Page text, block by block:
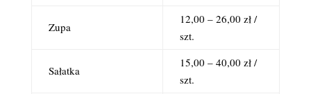
Zupa
12,00 – 26,00 zł /
szt.
Sałatka
15,00 – 40,00 zł /
szt.